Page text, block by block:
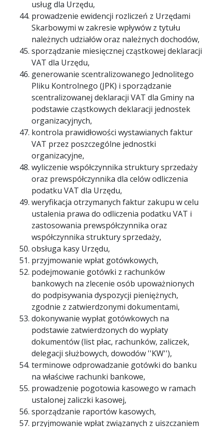
usług dla Urzędu,
prowadzenie ewidencji rozliczeń z Urzędami
Skarbowymi w zakresie wpływów z tytułu
należnych udziałów oraz należnych dochodów,
sporządzanie miesięcznej cząstkowej deklaracji
VAT dla Urzędu,
generowanie scentralizowanego Jednolitego
Pliku Kontrolnego (JPK) i sporządzanie
scentralizowanej deklaracji VAT dla Gminy na
podstawie cząstkowych deklaracji jednostek
organizacyjnych,
kontrola prawidłowości wystawianych faktur
VAT przez poszczególne jednostki
organizacyjne,
wyliczenie współczynnika struktury sprzedaży
oraz prewspółczynnika dla celów odliczenia
podatku VAT dla Urzędu,
weryfikacja otrzymanych faktur zakupu w celu
ustalenia prawa do odliczenia podatku VAT i
zastosowania prewspółczynnika oraz
współczynnika struktury sprzedaży,
obsługa kasy Urzędu,
przyjmowanie wpłat gotówkowych,
podejmowanie gotówki z rachunków
bankowych na zlecenie osób upoważnionych
do podpisywania dyspozycji pieniężnych,
zgodnie z zatwierdzonymi dokumentami,
dokonywanie wypłat gotówkowych na
podstawie zatwierdzonych do wypłaty
dokumentów (list płac, rachunków, zaliczek,
delegacji służbowych, dowodów ''KW''),
terminowe odprowadzanie gotówki do banku
na właściwe rachunki bankowe,
prowadzenie pogotowia kasowego w ramach
ustalonej zaliczki kasowej,
sporządzanie raportów kasowych,
przyjmowanie wpłat związanych z uiszczaniem